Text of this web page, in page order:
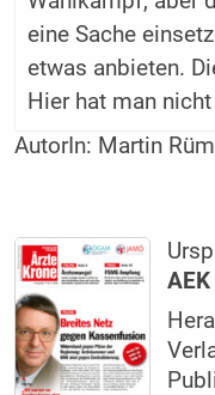
eine Sache
etwas anbieten.
Hier hat man
AutorIn: Martin